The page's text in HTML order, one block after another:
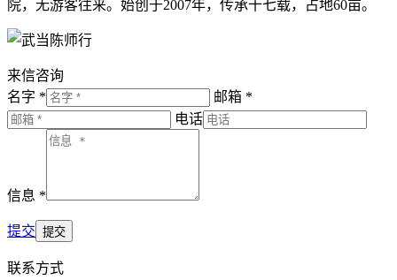
院，无游客往来。始创于2007年，传承十七载，占地60亩。
来信咨询
名字 *
邮箱 *
电话
信息 *
提交
联系方式